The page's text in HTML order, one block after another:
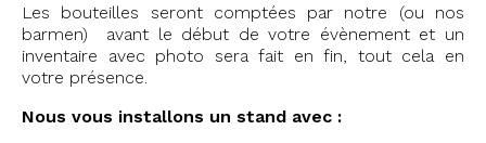
Les bouteilles seront comptées par notre (ou nos
barmen) avant le début de votre évènement et un
inventaire avec photo sera fait en fin, tout cela en
votre présence.
Nous vous installons un stand avec :